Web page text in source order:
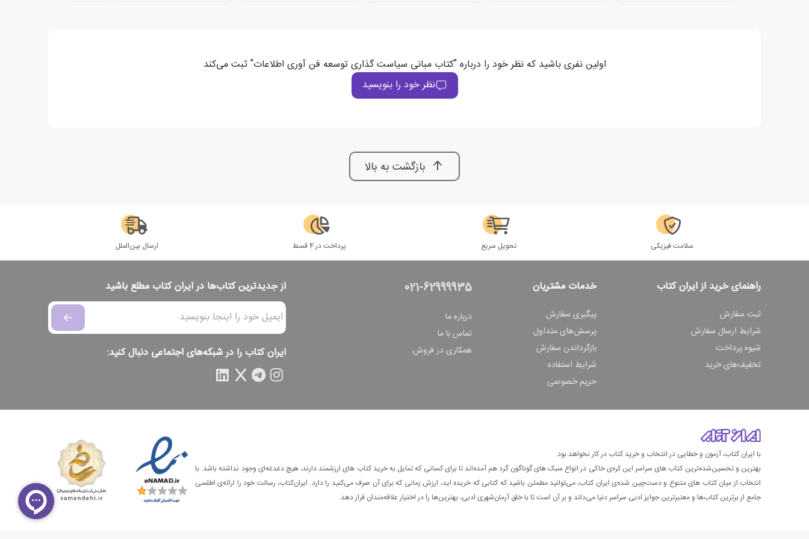
اولین نفری باشید که نظر خود را درباره "کتاب مبانی سیاست گذاری توسعه فن آوری اطلاعات" ثبت می‌کند
نظر خود را بنویسید
بازگشت به بالا
سلامت فیزیکی تحویل سریع پرداخت در 4 قسط ارسال بین‌الملل
راهنمای خرید از ایران کتاب
ثبت سفارش
شرایط ارسال سفارش
شیوه پرداخت
تخفیف‌های خرید
خدمات مشتریان
پیگیری سفارش
پرسش‌های متداول
بازگرداندن سفارش
شرایط استفاده
حریم خصوصی
021-62999935
درباره ما
تماس با ما
همکاری در فروش
از جدیدترین کتاب‌ها در ایران کتاب مطلع باشید
ایران کتاب را در شبکه‌های اجتماعی دنبال کنید:
با ایران کتاب، آزمون و خطایی در انتخاب و خرید کتاب در کار نخواهد بود.
بهترین و تحسین‌شده‌ترین کتاب‌ های سراسر این کره‌ی خاکی در انواع سبک های گوناگون گرد هم آمده‌اند تا برای کسانی که تمایل به خرید کتاب های ارزشمند دارند، هیچ دغدغه‌ای وجود نداشته باشد. با
انتخاب از میان کتاب های متنوع و دست‌چین شده‌ی ایران کتاب، می‌توانید مطمئن باشید که کتابی که خریده اید، ارزش زمانی که برای آن صرف می‌کنید را دارد. ایران‌کتاب، رسالت خود را ارائه‌ی اطلسی
جامع از برترین کتاب‌ها و معتبرترین جوایز ادبی سراسر دنیا می‌داند و بر آن است تا با خلق آرمان‌شهری ادبی، بهترین‌ها را در اختیار علاقه‌مندان قرار دهد.